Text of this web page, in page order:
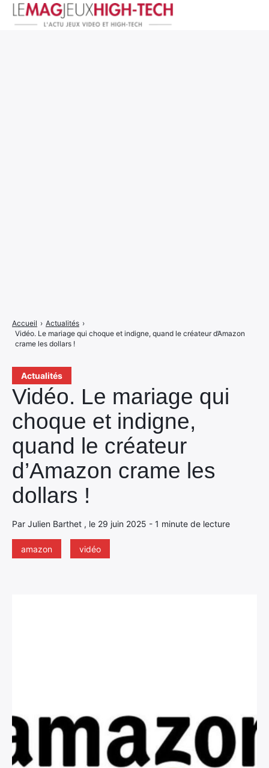
Actualités
Vidéo. Le mariage qui
choque et indigne,
quand le créateur
d’Amazon crame les
dollars !
Par Julien Barthet , le 29 juin 2025 - 1 minute de lecture
amazon vidéo
Accueil › Actualités ›
Vidéo. Le mariage qui choque et indigne, quand le créateur d’Amazon
crame les dollars !